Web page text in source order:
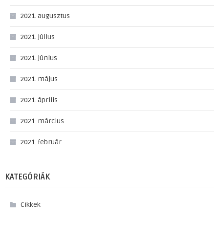
2021. augusztus
2021. július
2021. június
2021. május
2021. április
2021. március
2021. február
KATEGÓRIÁK
Cikkek